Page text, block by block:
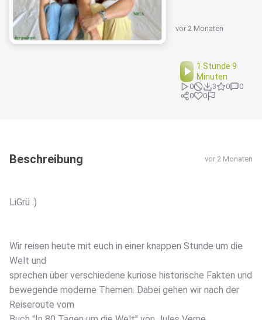
vor 2 Monaten
1 Stunde 9
Minuten
0 3 0
0
0
0
Beschreibung vor 2 Monaten
LiGrü :)
Wir reisen heute mit euch in einer knappen Stunde um die
Welt und
sprechen über verschiedene kuriose historische Fakten und
bewegende moderne Themen. Dabei gehen wir nach der
Reiseroute vom